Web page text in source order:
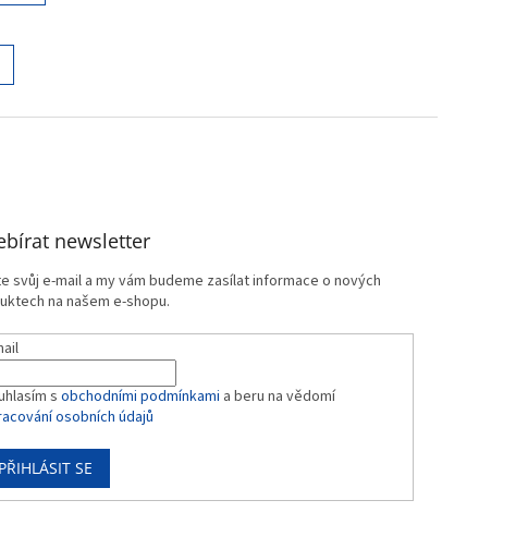
newsletter
svůj e-mail a my vám budeme zasílat informace o nových
na našem e-shopu.
sobchodními podmínkami a beru na vědomí
osobních údajů
PŘIHLÁSIT SE